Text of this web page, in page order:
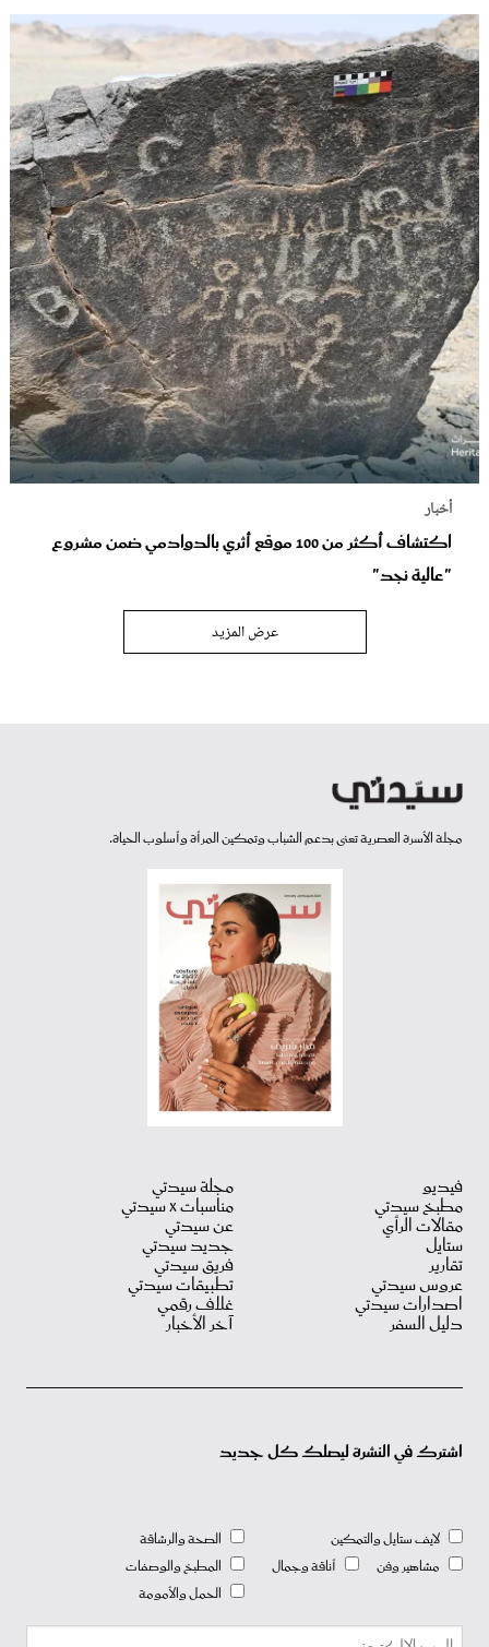
أخبار
اكتشاف أكثر من 100 موقع أثري بالدوادمي ضمن مشروع
"عالية نجد"
عرض المزيد
مجلة الأسرة العصرية تعنى بدعم الشباب وتمكين المرأة وأسلوب الحياة.
فيديو
مطبخ سيدتي
مقالات الرأي
ستايل
تقارير
عروس سيدتي
اصدارات سيدتي
دليل السفر
مجلة سيدتي
مناسبات X سيدتي
عن سيدتي
جديد سيدتي
فريق سيدتي
تطبيقات سيدتي
غلاف رقمي
آخر الأخبار
اشترك في النشرة ليصلك كل جديد
لايف ستايل والتمكين
مشاهير وفن
أناقة وجمال
الصحة والرشاقة
المطبخ والوصفات
الحمل والأمومة